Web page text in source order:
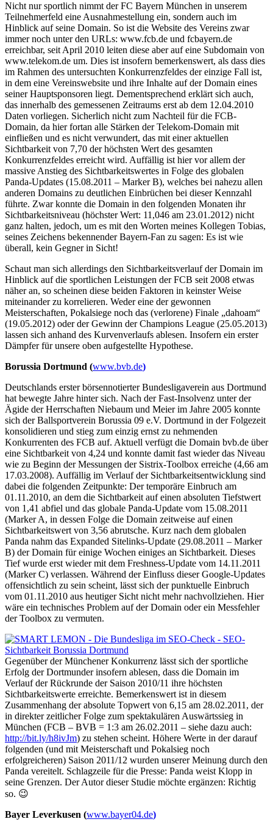
Nicht nur sportlich nimmt der FC Bayern München in unserem
Teilnehmerfeld eine Ausnahmestellung ein, sondern auch im
Hinblick auf seine Domain. So ist die Website des Vereins zwar
immer noch unter den URLs: www.fcb.de und fcbayern.de
erreichbar, seit April 2010 leiten diese aber auf eine Subdomain von
www.telekom.de um. Dies ist insofern bemerkenswert, als dass dies
im Rahmen des untersuchten Konkurrenzfeldes der einzige Fall ist,
in dem eine Vereinswebsite und ihre Inhalte auf der Domain eines
seiner Hauptsponsoren liegt. Dementsprechend erklärt sich auch,
das innerhalb des gemessenen Zeitraums erst ab dem 12.04.2010
Daten vorliegen. Sicherlich nicht zum Nachteil für die FCB-
Domain, da hier fortan alle Stärken der Telekom-Domain mit
einfließen und es nicht verwundert, das mit einer aktuellen
Sichtbarkeit von 7,70 der höchsten Wert des gesamten
Konkurrenzfeldes erreicht wird. Auffällig ist hier vor allem der
massive Anstieg des Sichtbarkeitswertes in Folge des globalen
Panda-Updates (15.08.2011 – Marker B), welches bei nahezu allen
anderen Domains zu deutlichen Einbrüchen bei dieser Kennzahl
führte. Zwar konnte die Domain in den folgenden Monaten ihr
Sichtbarkeitsniveau (höchster Wert: 11,046 am 23.01.2012) nicht
ganz halten, jedoch, um es mit den Worten meines Kollegen Tobias,
seines Zeichens bekennender Bayern-Fan zu sagen: Es ist wie
überall, kein Gegner in Sicht!
Schaut man sich allerdings den Sichtbarkeitsverlauf der Domain im
Hinblick auf die sportlichen Leistungen der FCB seit 2008 etwas
näher an, so scheinen diese beiden Faktoren in keinster Weise
miteinander zu korrelieren. Weder eine der gewonnen
Meisterschaften, Pokalsiege noch das (verlorene) Finale „dahoam“
(19.05.2012) oder der Gewinn der Champions League (25.05.2013)
lassen sich anhand des Kurvenverlaufs ablesen. Insofern ein erster
Dämpfer für unsere oben aufgestellte Hypothese.
Borussia Dortmund (www.bvb.de)
Deutschlands erster börsennotierter Bundesligaverein aus Dortmund
hat bewegte Jahre hinter sich. Nach der Fast-Insolvenz unter der
Ägide der Herrschaften Niebaum und Meier im Jahre 2005 konnte
sich der Ballsportverein Borussia 09 e.V. Dortmund in der Folgezeit
konsolidieren und stieg zum einzig ernst zu nehmenden
Konkurrenten des FCB auf. Aktuell verfügt die Domain bvb.de über
eine Sichtbarkeit von 4,24 und konnte damit fast wieder das Niveau
wie zu Beginn der Messungen der Sistrix-Toolbox erreiche (4,66 am
17.03.2008). Auffällig im Verlauf der Sichtbarkeitsentwicklung sind
dabei die folgenden Zeitpunkte: Der temporäre Einbruch am
01.11.2010, an dem die Sichtbarkeit auf einen absoluten Tiefstwert
von 1,41 abfiel und das globale Panda-Update vom 15.08.2011
(Marker A, in dessen Folge die Domain zeitweise auf einen
Sichtbarkeitswert von 3,56 abrutsche. Kurz nach dem globalen
Panda nahm das Expanded Sitelinks-Update (29.08.2011 – Marker
B) der Domain für einige Wochen einiges an Sichtbarkeit. Dieses
Tief wurde erst wieder mit dem Freshness-Update vom 14.11.2011
(Marker C) verlassen. Während der Einfluss dieser Google-Updates
offensichtlich zu sein scheint, lässt sich der punktuelle Einbruch
vom 01.11.2010 aus heutiger Sicht nicht mehr nachvollziehen. Hier
wäre ein technisches Problem auf der Domain oder ein Messfehler
der Toolbox zu vermuten.
Gegenüber der Münchener Konkurrenz lässt sich der sportliche
Erfolg der Dortmunder insofern ablesen, dass die Domain im
Verlauf der Rückrunde der Saison 2010/11 ihre höchsten
Sichtbarkeitswerte erreichte. Bemerkenswert ist in diesem
Zusammenhang der absolute Topwert von 6,15 am 28.02.2011, der
in direkter zeitlicher Folge zum spektakulären Auswärtssieg in
München (FCB – BVB = 1:3 am 26.02.2011 – siehe dazu auch:
http://bit.ly/h8ivJm) zu stehen scheint. Höhere Werte in der darauf
folgenden (und mit Meisterschaft und Pokalsieg noch
erfolgreicheren) Saison 2011/12 wurden unserer Meinung durch den
Panda vereitelt. Schlagzeile für die Presse: Panda weist Klopp in
seine Grenzen. Der Autor dieser Studie möchte ergänzen: Richtig
so. 😉
Bayer Leverkusen (www.bayer04.de)